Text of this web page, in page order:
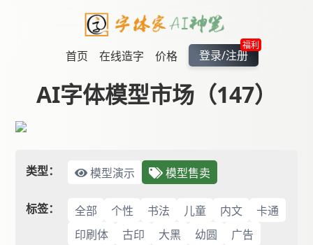
首页 在线造字 价格
福利
登录/注册
AI字体模型市场（147）
类型： 模型演示 模型售卖
标签： 全部 个性 书法 儿童 内文
卡通
印刷体
古印 大黑 幼圆
广告